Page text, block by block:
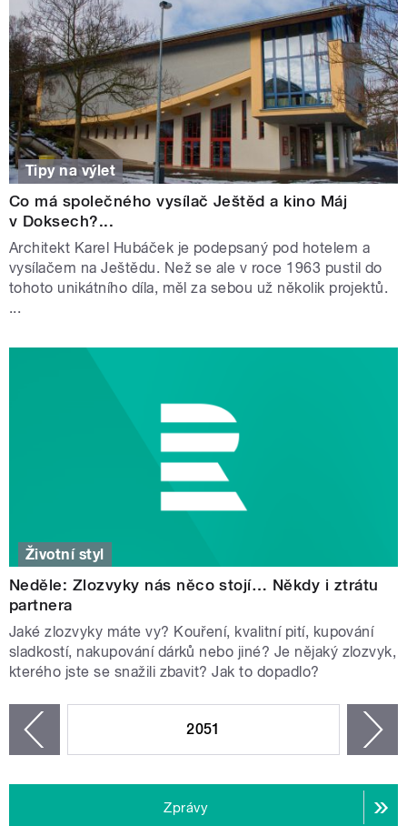
Tipy na výlet
Co má společného vysílač Ještěd a kino Máj
v Doksech?...
Architekt Karel Hubáček je podepsaný pod hotelem a
vysílačem na Ještědu. Než se ale v roce 1963 pustil do
tohoto unikátního díla, měl za sebou už několik projektů.
...
Životní styl
Neděle: Zlozvyky nás něco stojí… Někdy i ztrátu
partnera
Jaké zlozvyky máte vy? Kouření, kvalitní pití, kupování
sladkostí, nakupování dárků nebo jiné? Je nějaký zlozvyk,
kterého jste se snažili zbavit? Jak to dopadlo?
2051
Zprávy